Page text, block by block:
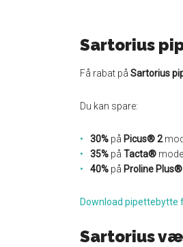
Sartorius
Få rabat på Sartorius
Du kan spare:
30% på Picus® 2
35% på Tacta®
40% på Proline Plus®
Download pipettebytte
Sartorius